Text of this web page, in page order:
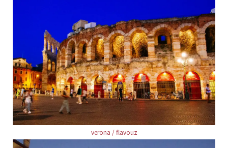
verona / flavouz